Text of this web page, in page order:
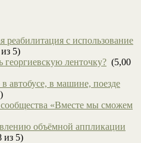
реабилитация с использование
5)
георгиевскую ленточку? (5,00
автобусе, в машине, поезде
«Вместе мы сможем
объёмной аппликации
из 5)